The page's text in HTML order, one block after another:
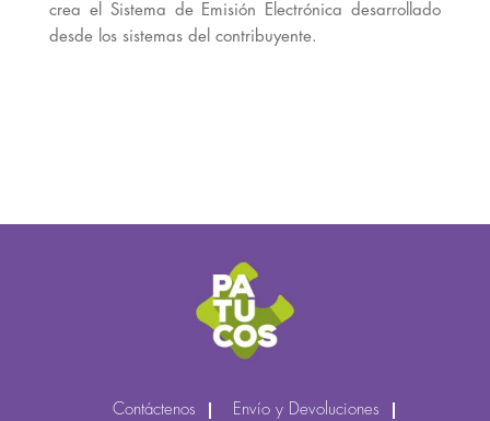
crea el Sistema de Emisión Electrónica desarrollado
desde los sistemas del contribuyente.
Contáctenos
Envío y Devoluciones